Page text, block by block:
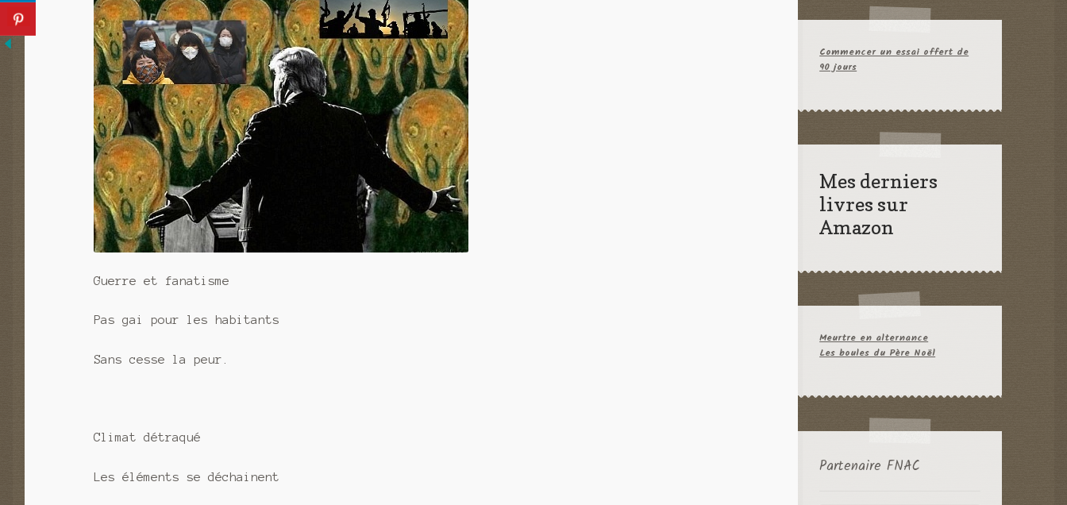
Guerre et fanatisme
Pas gai pour les habitants
Sans cesse la peur.
Climat détraqué
Les éléments se déchainent
Commencer un essai offert de
90 jours
Mes derniers
livres sur
Amazon
Meurtre en alternance
Les boules du Père Noël
Partenaire FNAC